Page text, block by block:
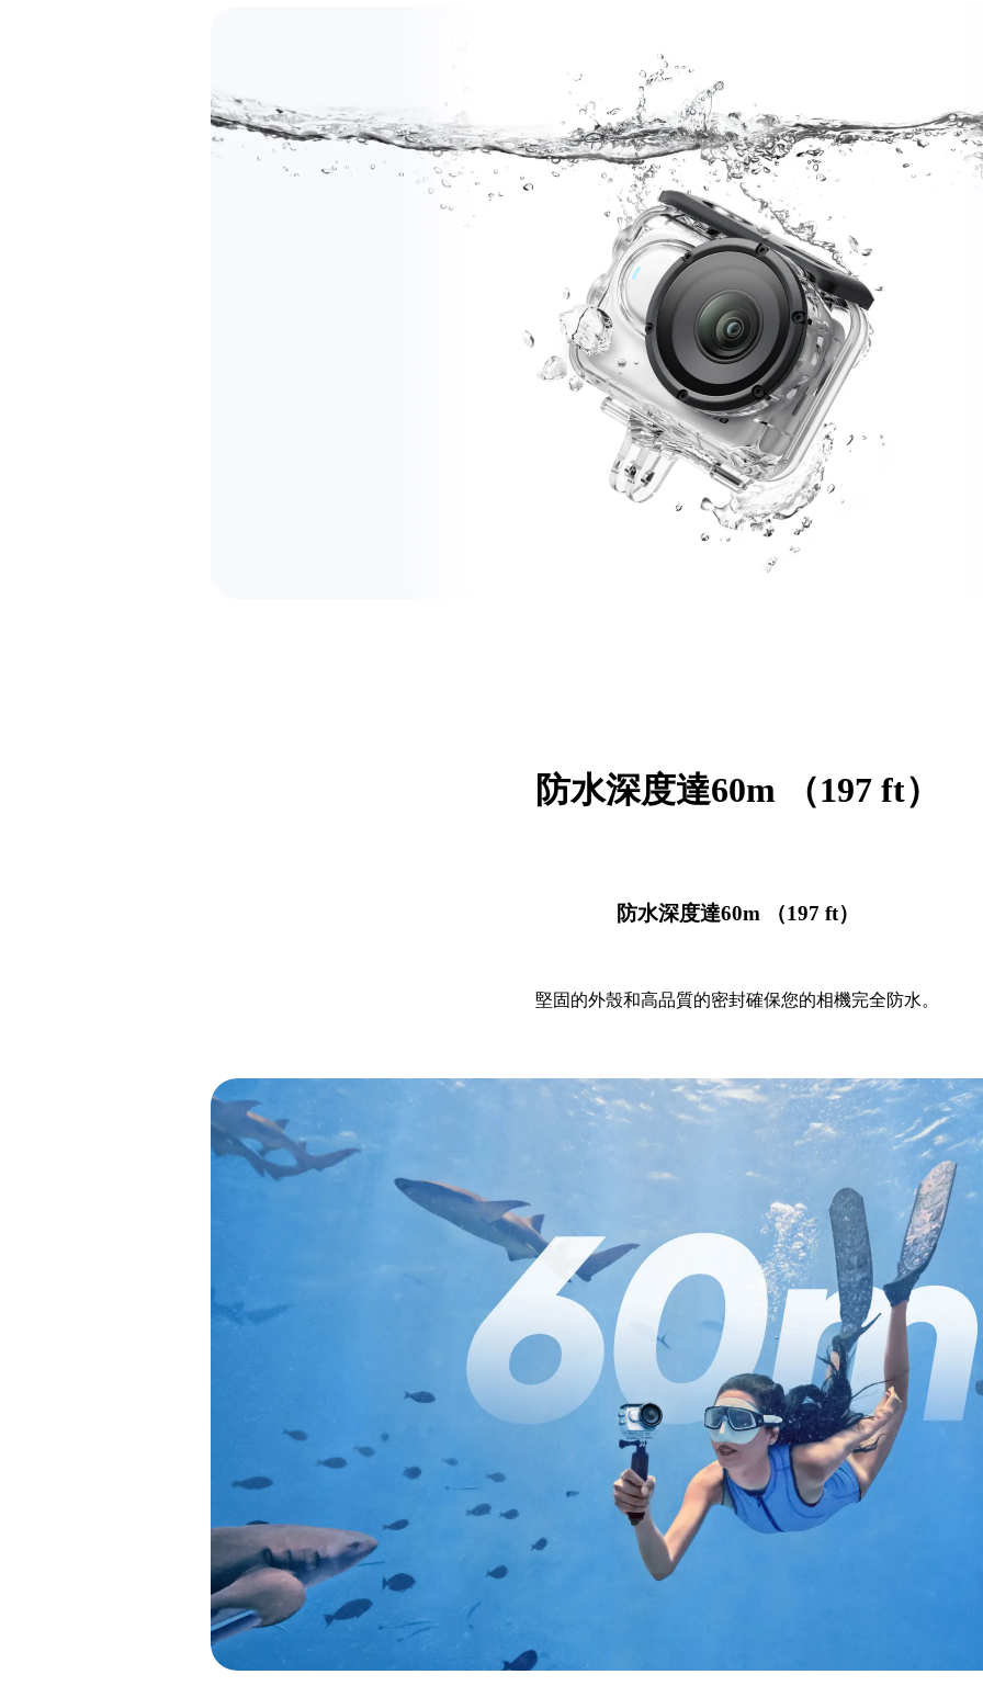
防水深度達60m （197 ft）
防水深度達60m （197 ft）
堅固的外殼和高品質的密封確保您的相機完全防水。